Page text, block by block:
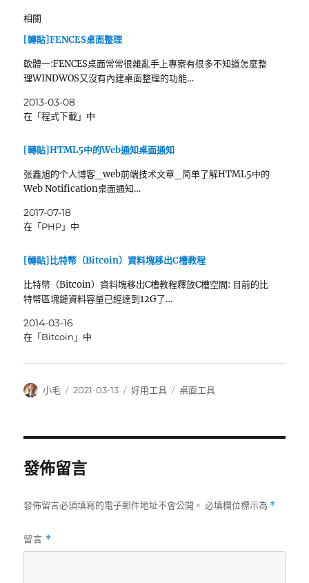
相關
[轉貼]FENCES桌面整理
軟體一:FENCES桌面常常很雜亂手上專案有很多不知道怎麼整
理WINDWOS又沒有內建桌面整理的功能…
2013-03-08
在「程式下載」中
[轉貼]HTML5中的Web通知桌面通知
张鑫旭的个人博客_web前端技术文章_简单了解HTML5中的
Web Notification桌面通知…
2017-07-18
在「PHP」中
[轉貼]比特幣（Bitcoin）資料塊移出C槽教程
比特幣（Bitcoin）資料塊移出C槽教程釋放C槽空間: 目前的比
特幣區塊鏈資料容量已經達到12G了…
2014-03-16
在「Bitcoin」中
作
小毛
發
2021-03-13
分
好用工具
標
桌面工具
發佈留言
發佈留言必須填寫的電子郵件地址不會公開。 必填欄位標示為 *
留言 *